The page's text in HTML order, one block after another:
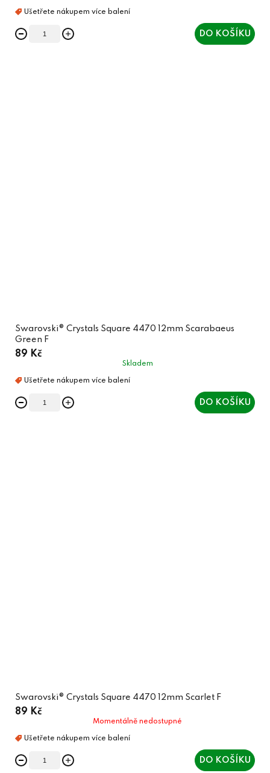
DO KOŠÍKU
Swarovski® Crystals Square 4470 12mm Scarabaeus
Green F
89 Kč
Skladem
DO KOŠÍKU
Swarovski® Crystals Square 4470 12mm Scarlet F
89 Kč
Momentálně nedostupné
DO KOŠÍKU